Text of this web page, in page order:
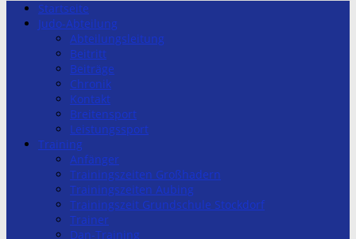
Startseite
Judo-Abteilung
Abteilungsleitung
Beitritt
Beiträge
Chronik
Kontakt
Breitensport
Leistungssport
Training
Anfänger
Trainingszeiten Großhadern
Trainingszeiten Aubing
Trainingszeit Grundschule Stockdorf
Trainer
Dan-Training